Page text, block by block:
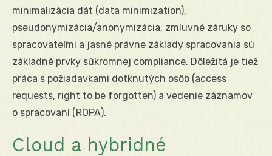
minimalizácia dát (data minimization),
pseudonymizácia/anonymizácia, zmluvné záruky so
spracovateľmi a jasné právne základy spracovania sú
základné prvky súkromnej compliance. Dôležitá je tiež
práca s požiadavkami dotknutých osôb (access
requests, right to be forgotten) a vedenie záznamov
o spracovaní (ROPA).
Cloud a hybridné